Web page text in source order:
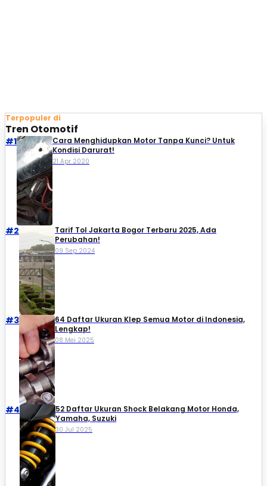
Terpopuler di
Tren Otomotif
#1
Cara Menghidupkan Motor Tanpa Kunci? Untuk
Kondisi Darurat!
21 Apr 2020
#2
Tarif Tol Jakarta Bogor Terbaru 2025, Ada
Perubahan!
09 Sep 2024
#3
64 Daftar Ukuran Klep Semua Motor di Indonesia,
Lengkap!
08 Mei 2025
#4
52 Daftar Ukuran Shock Belakang Motor Honda,
Yamaha, Suzuki​
30 Jul 2025